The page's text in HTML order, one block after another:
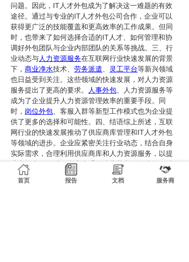
问题。因此，IT人才外包成为了解决这一难题的有效
途径。通过与专业的IT人才外包公司合作，企业可以
获得更广泛的技能覆盖和更高效率的工作成果。但同
时，也带来了如何选择合适的IT人才、如何管理和协
调好外包团队与企业内部团队的关系等挑战。三、行
业动态与人力资源服务在互联网行业快速发展的背景
下，商业净水技术、劳务派遣、 灵工平台等新兴领域
也日益受到关注。这些领域的快速发展，对人力资源
服务提出了更高的要求。
人事外包、人力资源服务等
成为了企业提升人力资源管理效率的重要手段。同
时， 岗位外包、客服入群等新型工作模式也为企业提
供了更多的选择和可能性。四、结语综上所述，互联
网行业的快速发展推动了供应商库管理和IT人才外包
等领域的进步。企业应紧密关注行业动态，结合自身
实际需求，合理利用供应商库和人力资源服务，以提
升竞争力。同时，也应注重人才培养和团队建设，以
应对日益复杂的市场环境。
首页 报告 文档 服务商